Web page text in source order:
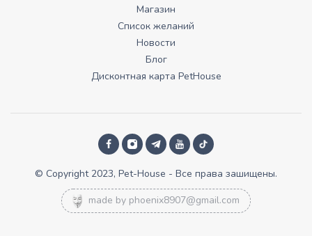
Магазин
Список желаний
Новости
Блог
Дисконтная карта PetHouse
© Copyright 2023, Pet-House - Все права зашищены.
made by phoenix8907@gmail.com